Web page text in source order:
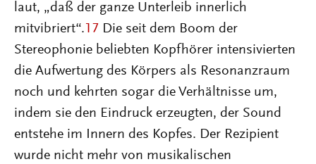
laut, „daß der ganze Unterleib innerlich
mitvibriert“. 17 Die seit dem Boom der
Stereophonie beliebten Kopfhörer intensivierten
die Aufwertung des Körpers als Resonanzraum
noch und kehrten sogar die Verhältnisse um,
indem sie den Eindruck erzeugten, der Sound
entstehe im Innern des Kopfes. Der Rezipient
wurde nicht mehr von musikalischen